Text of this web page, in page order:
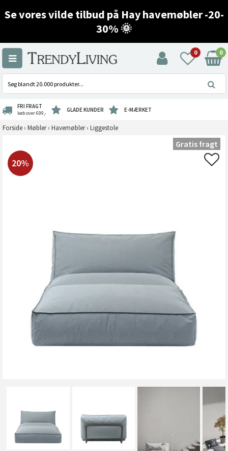
Se vores vilde tilbud på Hay havemøbler -20-
30% 🌞
0 0
FRI FRAGT
køb over 699,- GLADE KUNDER E-MÆRKET
Forside › Møbler› Havemøbler› Liggestole
20%
Gratis fragt